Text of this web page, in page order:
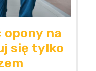
opony na
się tylko